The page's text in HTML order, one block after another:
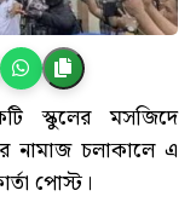
স্কুলের মসজিদে
চলাকালে এ
পোস্ট।